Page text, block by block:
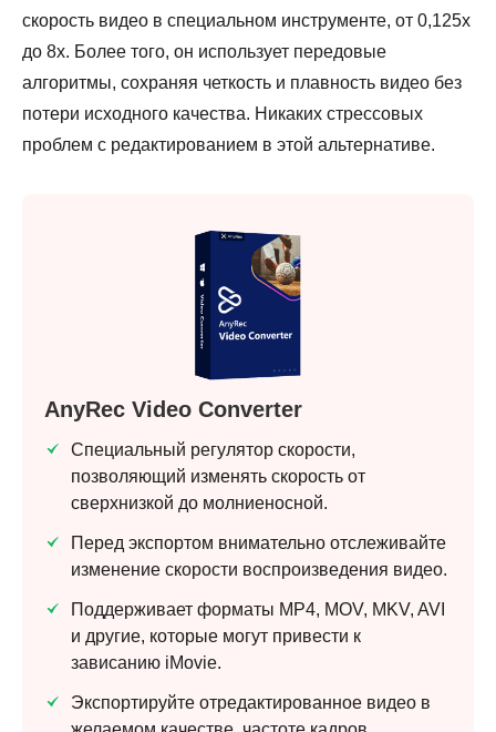
скорость видео в специальном инструменте, от 0,125x
до 8x. Более того, он использует передовые
алгоритмы, сохраняя четкость и плавность видео без
потери исходного качества. Никаких стрессовых
проблем с редактированием в этой альтернативе.
AnyRec Video Converter
Специальный регулятор скорости,
позволяющий изменять скорость от
сверхнизкой до молниеносной.
Перед экспортом внимательно отслеживайте
изменение скорости воспроизведения видео.
Поддерживает форматы MP4, MOV, MKV, AVI
и другие, которые могут привести к
зависанию iMovie.
Экспортируйте отредактированное видео в